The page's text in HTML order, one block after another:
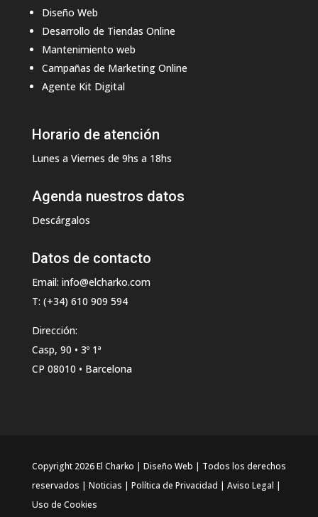
Diseño Web
Desarrollo de Tiendas Online
Mantenimiento web
Campañas de Marketing Online
Agente Kit Digital
Horario de atención
Lunes a Viernes de 9hs a 18hs
Agenda nuestros datos
Descárgalos
Datos de contacto
Email: info@elcharko.com
T: (+34) 610 909 594
Dirección:
Casp, 90 • 3º 1ª
CP 08010 • Barcelona
Copyright 2026 El Charko | Diseño Web | Todos los derechos
reservados | Noticias | Política de Privacidad | Aviso Legal |
Uso de Cookies